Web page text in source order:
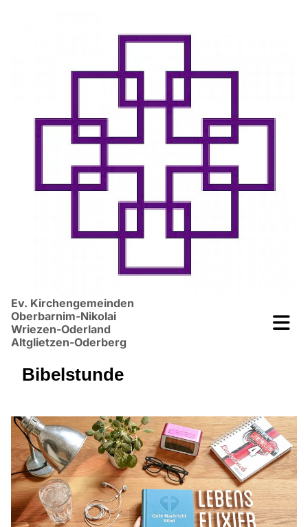
Ev. Kirchengemeinden
Oberbarnim-Nikolai
Wriezen-Oderland
Altglietzen-Oderberg
Bibelstunde